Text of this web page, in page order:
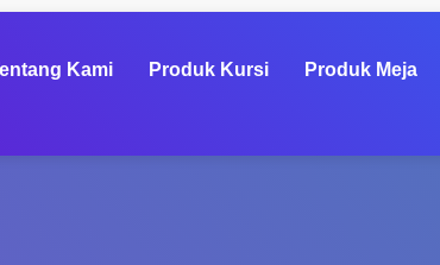
Kami Produk Kursi Produk Meja